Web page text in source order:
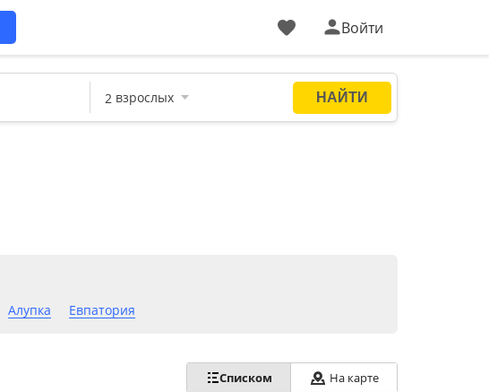
Войти
Алупка Евпатория
Списком На карте